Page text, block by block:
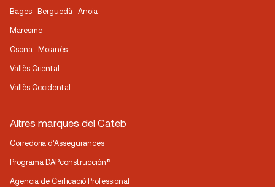
Bages · Berguedà · Anoia
Maresme
Osona · Moianès
Vallès Oriental
Vallès Occidental
Altres marques del Cateb
Corredoria d’Assegurances
Programa DAPconstrucción®
Agencia de Cerficació Professional